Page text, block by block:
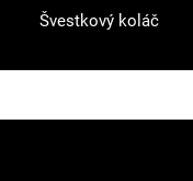
Švestkový koláč